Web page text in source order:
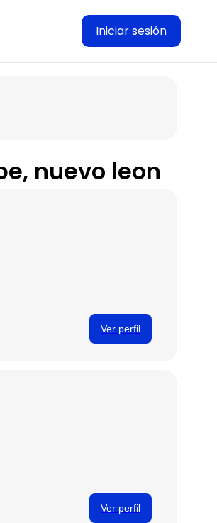
Iniciar sesión
nuevo leon
Ver perfil
Ver perfil